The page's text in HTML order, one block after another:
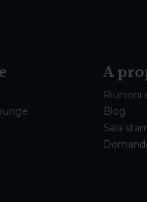
A
Riunioni
Blog
Sala